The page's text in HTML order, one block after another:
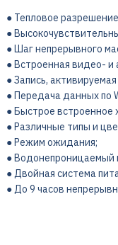
● Тепловое
●
● Шаг непрерывного
● Встроенная видео- и
● Запись,
● Передача данных по
● Быстрое встроенное
● Различные типы и
● Режим ожидания;
● Водонепроницаемый
● Двойная система
● До 9 часов